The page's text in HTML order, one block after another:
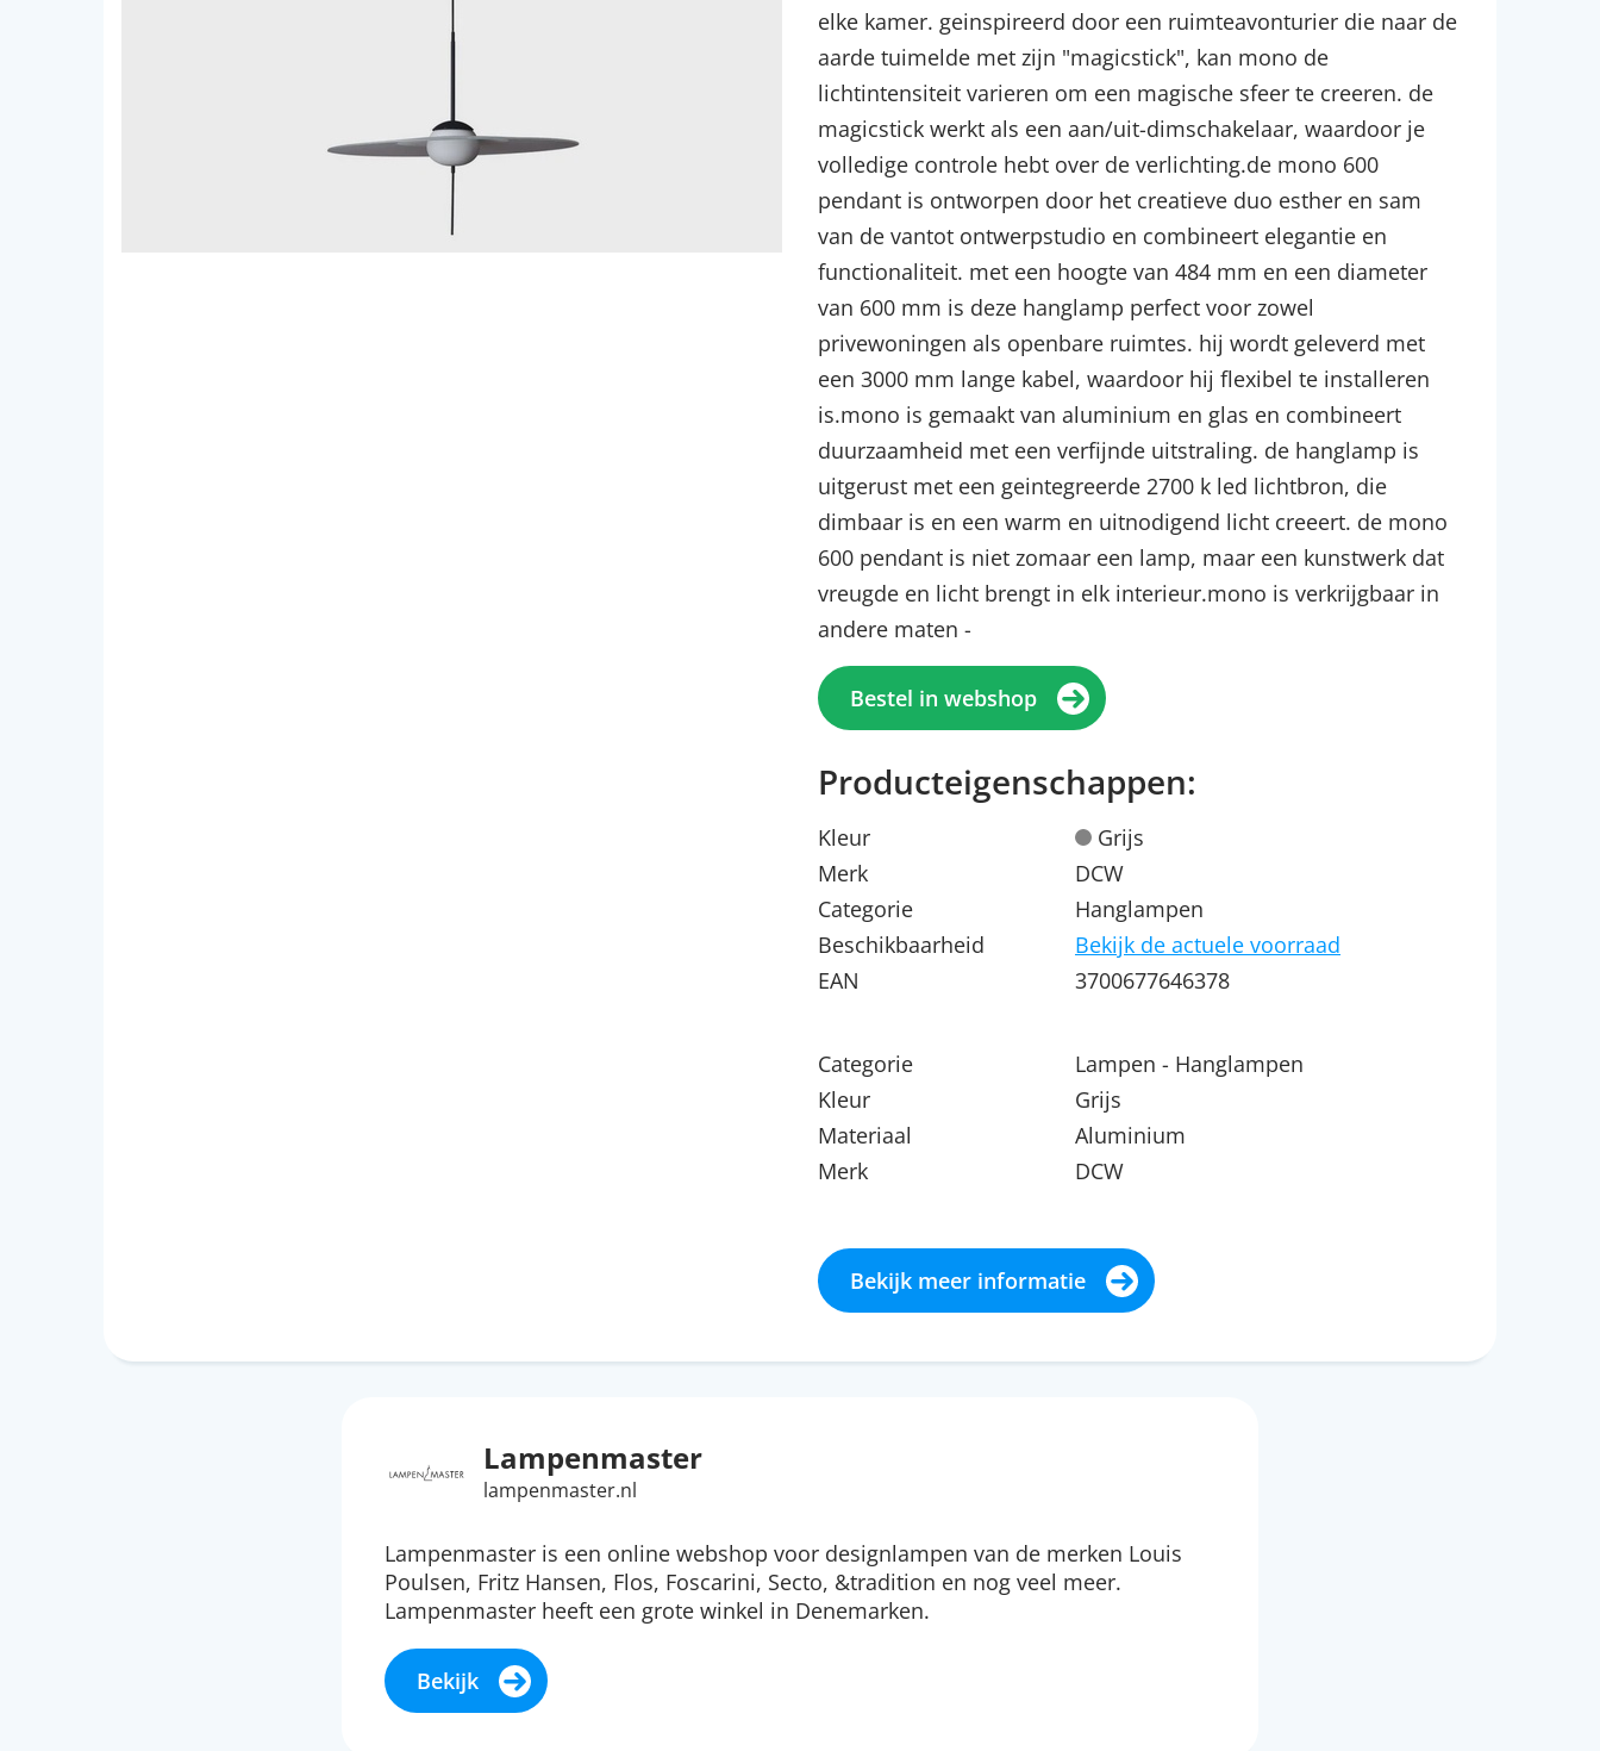
Menu sluiten
Menu sluiten
Menu sluiten
Menu sluiten
Menu sluiten
elke kamer. geinspireerd door een ruimteavonturier die naar de
aarde tuimelde met zijn "magicstick", kan mono de
lichtintensiteit varieren om een magische sfeer te creeren. de
magicstick werkt als een aan/uit-dimschakelaar, waardoor je
volledige controle hebt over de verlichting.de mono 600
pendant is ontworpen door het creatieve duo esther en sam
van de vantot ontwerpstudio en combineert elegantie en
functionaliteit. met een hoogte van 484 mm en een diameter
van 600 mm is deze hanglamp perfect voor zowel
privewoningen als openbare ruimtes. hij wordt geleverd met
een 3000 mm lange kabel, waardoor hij flexibel te installeren
is.mono is gemaakt van aluminium en glas en combineert
duurzaamheid met een verfijnde uitstraling. de hanglamp is
uitgerust met een geintegreerde 2700 k led lichtbron, die
dimbaar is en een warm en uitnodigend licht creeert. de mono
600 pendant is niet zomaar een lamp, maar een kunstwerk dat
vreugde en licht brengt in elk interieur.mono is verkrijgbaar in
andere maten -
Bestel in webshop
Producteigenschappen:
Kleur
Grijs
Merk
DCW
Categorie
Hanglampen
Beschikbaarheid
Bekijk de actuele voorraad
EAN
3700677646378
Categorie
Lampen - Hanglampen
Kleur
Grijs
Materiaal
Aluminium
Merk
DCW
Bekijk meer informatie
Lampenmaster
lampenmaster.nl
Lampenmaster is een online webshop voor designlampen van de merken Louis
Poulsen, Fritz Hansen, Flos, Foscarini, Secto, &tradition en nog veel meer.
Lampenmaster heeft een grote winkel in Denemarken.
Bekijk